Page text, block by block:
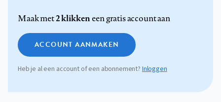
Maak met2 klikkeneen gratis account aan
ACCOUNT AANMAKEN
Heb je al een account of een abonnement?Inloggen